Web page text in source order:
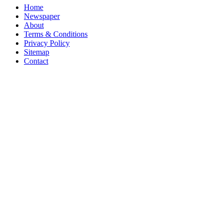
Home
Newspaper
About
Terms & Conditions
Privacy Policy
Sitemap
Contact